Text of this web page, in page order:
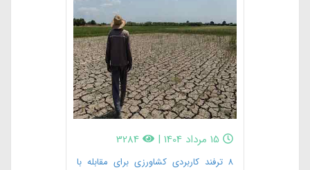
15 مرداد 1404 |
3284
۸ ترفند کاربردی کشاورزی برای مقابله با